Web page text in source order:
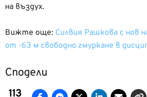
на въздух.
Вижте още: Силвия Рашкова с нов
от -63 м свободно гмуркане в
Сподели
113